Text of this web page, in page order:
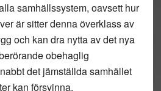
samhällssystem, oavsett hur
är sitter denna överklass av
och kan dra nytta av det nya
obehaglig
det jämställda samhället
kan försvinna.